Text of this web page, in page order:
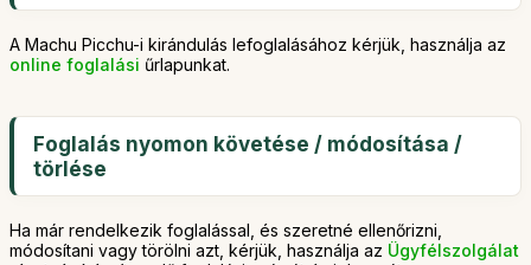
A Machu Picchu-i kirándulás lefoglalásához kérjük, használja az
online foglalási űrlapunkat.
Foglalás nyomon követése / módosítása /
törlése
Ha már rendelkezik foglalással, és szeretné ellenőrizni,
módosítani vagy törölni azt, kérjük, használja az Ügyfélszolgálat